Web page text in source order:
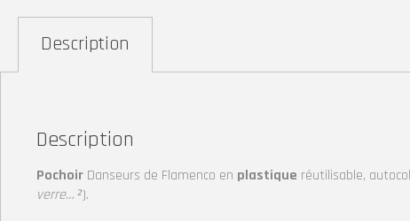
Description
Description
Pochoir Danseurs de Flamenco en plastique réutilisable,
verre… ²).